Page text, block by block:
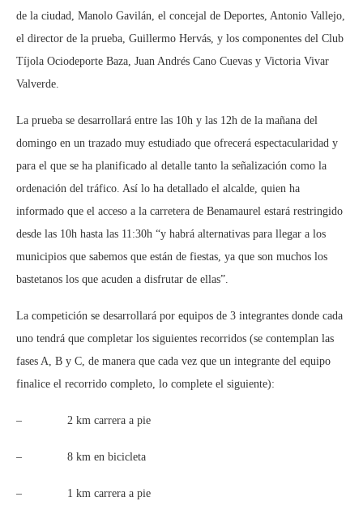
de la ciudad, Manolo Gavilán, el concejal de Deportes, Antonio Vallejo,
el director de la prueba, Guillermo Hervás, y los componentes del Club
Tíjola Ociodeporte Baza, Juan Andrés Cano Cuevas y Victoria Vivar
Valverde.
La prueba se desarrollará entre las 10h y las 12h de la mañana del
domingo en un trazado muy estudiado que ofrecerá espectacularidad y
para el que se ha planificado al detalle tanto la señalización como la
ordenación del tráfico. Así lo ha detallado el alcalde, quien ha
informado que el acceso a la carretera de Benamaurel estará restringido
desde las 10h hasta las 11:30h “y habrá alternativas para llegar a los
municipios que sabemos que están de fiestas, ya que son muchos los
bastetanos los que acuden a disfrutar de ellas”.
La competición se desarrollará por equipos de 3 integrantes donde cada
uno tendrá que completar los siguientes recorridos (se contemplan las
fases A, B y C, de manera que cada vez que un integrante del equipo
finalice el recorrido completo, lo complete el siguiente):
– 2 km carrera a pie
– 8 km en bicicleta
– 1 km carrera a pie